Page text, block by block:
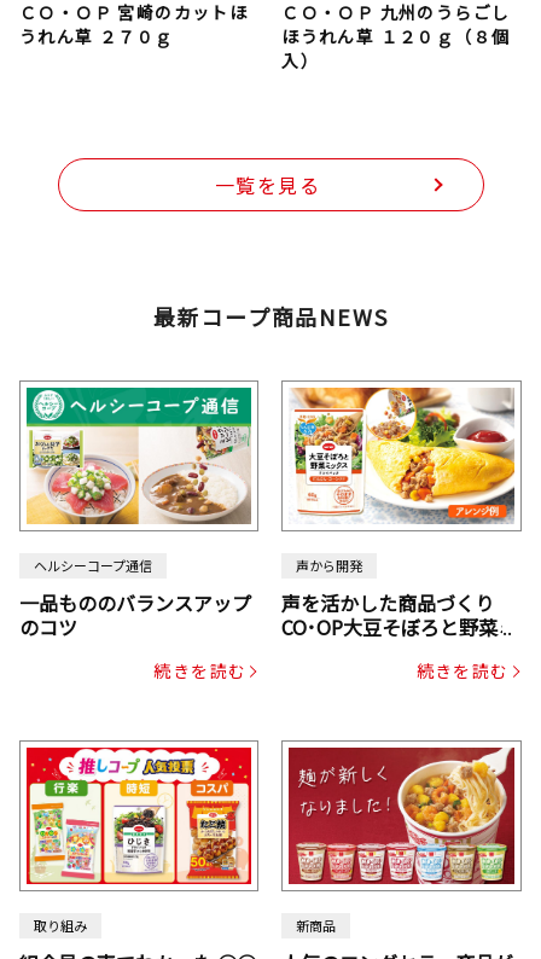
ＣＯ・ＯＰ 宮崎のカットほ
うれん草 ２７０ｇ
ＣＯ・ＯＰ 九州のうらごし
ほうれん草 １２０ｇ（８個
入）
一覧を見る
最新コープ商品NEWS
ヘルシーコープ通信
一品もののバランスアップ
のコツ
続きを読む
声から開発
声を活かした商品づくり
CO･OP大豆そぼろと野菜ミ
じん・コーン入り）続きを読む
取り組み 新商品